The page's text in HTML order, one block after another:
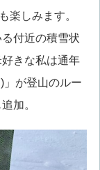
楽しみます。
付近の積雪状
きな私は通年
」が登山のルー
加。